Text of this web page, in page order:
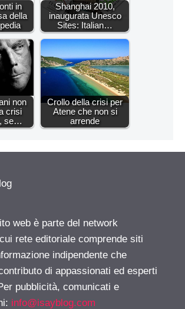
in
della
Shanghai 2010,
inaugurata Unesco
Sites: Italian…
non
crisi
se…
Crollo della crisi per
Atene che non si
arrende
web è parte del network
rete editoriale comprende siti
indipendente che
di appassionati ed esperti
pubblicità, comunicati e
info@isayblog.com